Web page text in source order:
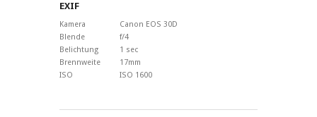
EXIF
Kamera
Canon EOS 30D
Blende
f/4
Belichtung
1 sec
Brennweite
17mm
ISO
ISO 1600